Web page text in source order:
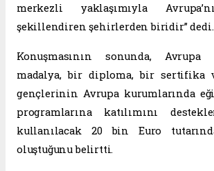
merkezli yaklaşımıyla
şekillendiren şehirlerden biridir” dedi.
Konuşmasının sonunda, Avrupa
madalya, bir diploma, bir sertifika
gençlerinin Avrupa kurumlarında
programlarına katılımını
kullanılacak 20 bin Euro
oluştuğunu belirtti.